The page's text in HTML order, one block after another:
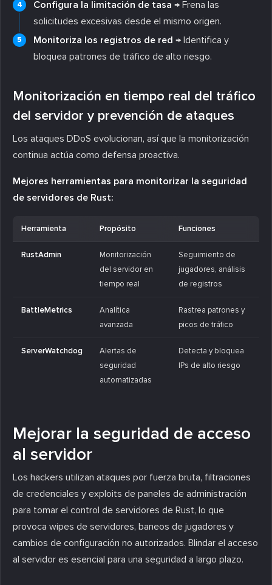
Configura la limitación de tasa → Frena las
solicitudes excesivas desde el mismo origen.
Monitoriza los registros de red → Identifica y
bloquea patrones de tráfico de alto riesgo.
Monitorización en tiempo real del tráfico
del servidor y prevención de ataques
Los ataques DDoS evolucionan, así que la monitorización
continua actúa como defensa proactiva.
Mejores herramientas para monitorizar la seguridad
de servidores de Rust:
Herramienta Propósito Funciones
RustAdmin
Monitorización
del servidor en
tiempo real
Seguimiento de
jugadores, análisis
de registros
BattleMetrics
Analítica
avanzada
Rastrea patrones y
picos de tráfico
ServerWatchdog
Alertas de
seguridad
automatizadas
Detecta y bloquea
IPs de alto riesgo
Mejorar la seguridad de acceso
al servidor
Los hackers utilizan ataques por fuerza bruta, filtraciones
de credenciales y exploits de paneles de administración
para tomar el control de servidores de Rust, lo que
provoca wipes de servidores, baneos de jugadores y
cambios de configuración no autorizados. Blindar el acceso
al servidor es esencial para una seguridad a largo plazo.